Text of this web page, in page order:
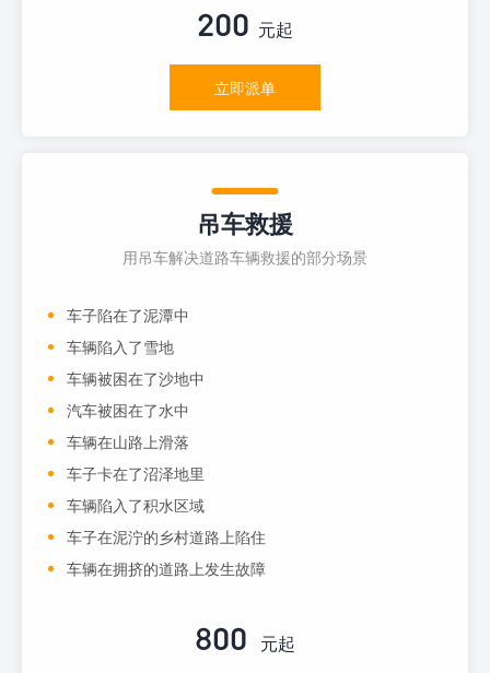
200 元起
立即派单
吊车救援
用吊车解决道路车辆救援的部分场景
车子陷在了泥潭中
车辆陷入了雪地
车辆被困在了沙地中
汽车被困在了水中
车辆在山路上滑落
车子卡在了沼泽地里
车辆陷入了积水区域
车子在泥泞的乡村道路上陷住
车辆在拥挤的道路上发生故障
800 元起